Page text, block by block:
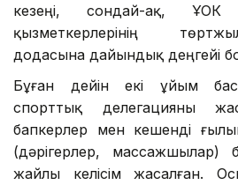
кезеңі, сондай-ақ, ҰОК
қызметкерлерінің
додасына дайындық деңгейі
Бұған дейін екі ұйым
спорттық делегацияны
бапкерлер мен кешенді
(дәрігерлер, массажшылар)
жайлы келісім жасалған.